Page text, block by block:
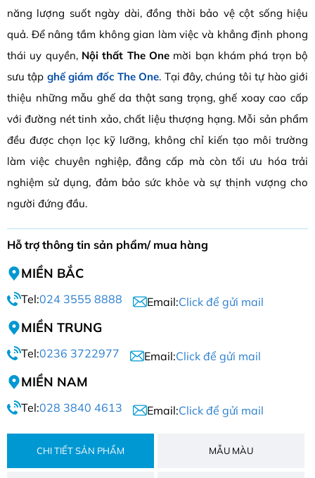
năng lượng suốt ngày dài, đồng thời bảo vệ cột sống hiệu
quả. Để nâng tầm không gian làm việc và khẳng định phong
thái uy quyền, Nội thất The One mời bạn khám phá trọn bộ
sưu tập ghế giám đốc The One. Tại đây, chúng tôi tự hào giới
thiệu những mẫu ghế da thật sang trọng, ghế xoay cao cấp
với đường nét tinh xảo, chất liệu thượng hạng. Mỗi sản phẩm
đều được chọn lọc kỹ lưỡng, không chỉ kiến tạo môi trường
làm việc chuyên nghiệp, đẳng cấp mà còn tối ưu hóa trải
nghiệm sử dụng, đảm bảo sức khỏe và sự thịnh vượng cho
người đứng đầu.
Hỗ trợ thông tin sản phẩm/ mua hàng
MIỀN BẮC
Tel:024 3555 8888 Email:Click để gửi mail
MIỀN TRUNG
Tel:0236 3722977 Email:Click để gửi mail
MIỀN NAM
Tel:028 3840 4613 Email:Click để gửi mail
CHI TIẾT SẢN PHẨM MẪU MÀU